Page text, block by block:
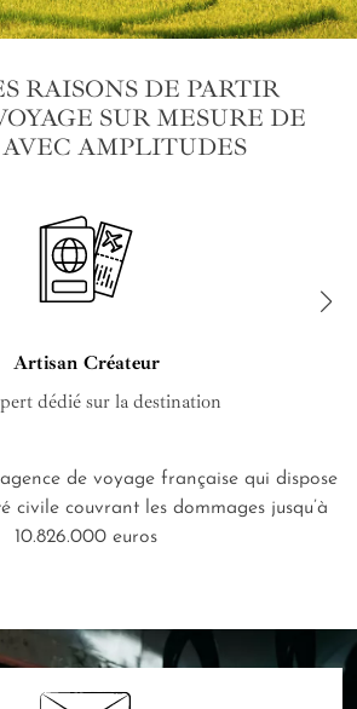
RAISONS DE PARTIR
SUR MESURE DE
AMPLITUDES
Artisan Créateur
dédié sur la destination
de voyage française qui dispose
civile couvrant les dommages jusqu’à
10.826.000 euros